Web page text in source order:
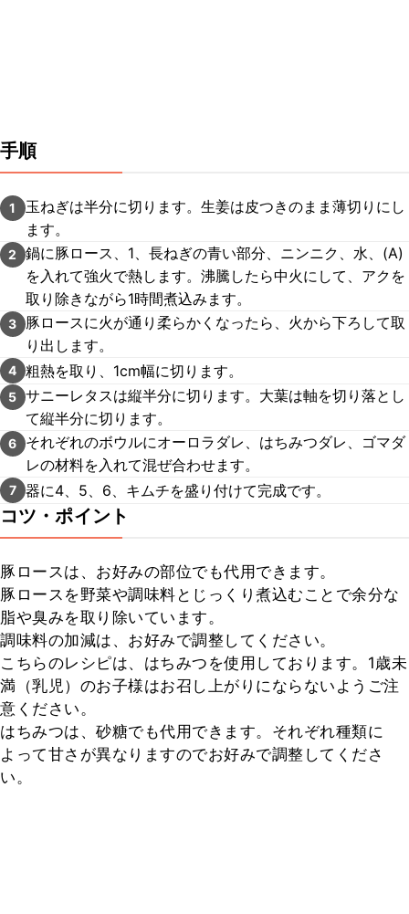
手順
1
玉ねぎは半分に切ります。生姜は皮つきのまま薄切りにし
ます。
2
鍋に豚ロース、1、長ねぎの青い部分、ニンニク、水、(A)
を入れて強火で熱します。沸騰したら中火にして、アクを
取り除きながら1時間煮込みます。
3
豚ロースに火が通り柔らかくなったら、火から下ろして取
り出します。
4 粗熱を取り、1cm幅に切ります。
5 サニーレタスは縦半分に切ります。大葉は軸を切り落とし
て縦半分に切ります。
6
それぞれのボウルにオーロラダレ、はちみつダレ、ゴマダ
レの材料を入れて混ぜ合わせます。
7 器に4、5、6、キムチを盛り付けて完成です。
コツ・ポイント
豚ロースは、お好みの部位でも代用できます。
豚ロースを野菜や調味料とじっくり煮込むことで余分な
脂や臭みを取り除いています。
調味料の加減は、お好みで調整してください。
こちらのレシピは、はちみつを使用しております。1歳未
満（乳児）のお子様はお召し上がりにならないようご注
意ください。
はちみつは、砂糖でも代用できます。それぞれ種類に
よって甘さが異なりますのでお好みで調整してくださ
い。